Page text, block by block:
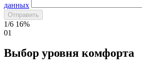
данных
1/6 16%
01
Выбор уровня комфорта